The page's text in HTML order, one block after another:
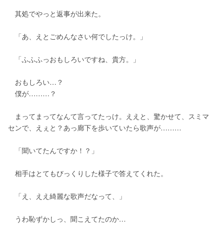
其処でやっと返事が出来た。
「あ、えとごめんなさい何でしたっけ。」
「ふふふっおもしろいですね、貴方。」
おもしろい…？
僕が………？
まってまってなんて言ってたっけ。ええと、驚かせて、スミマ
センで、えぇと？あっ廊下を歩いていたら歌声が………
「聞いてたんですか！？」
相手はとてもびっくりした様子で答えてくれた。
「え、ええ綺麗な歌声だなって、」
うわ恥ずかしっ、聞こえてたのか…